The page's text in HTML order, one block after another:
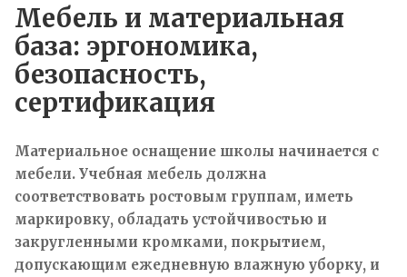
Мебель и материальная
база: эргономика,
безопасность,
сертификация
Материальное оснащение школы начинается с
мебели. Учебная мебель должна
соответствовать ростовым группам, иметь
маркировку, обладать устойчивостью и
закругленными кромками, покрытием,
допускающим ежедневную влажную уборку, и